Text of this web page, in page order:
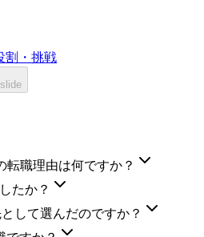
割・挑戦
転職理由は何ですか？
たか？
して選んだのですか？